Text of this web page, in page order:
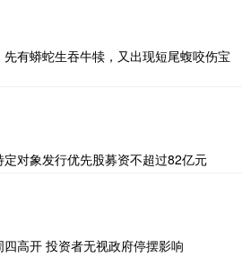
有蟒蛇生吞牛犊，又出现短尾蝮咬伤宝
对象发行优先股募资不超过82亿元
高开 投资者无视政府停摆影响